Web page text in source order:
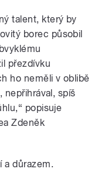
talent, který by
borec působil
přezdívku
ho neměli v oblibě
nepřihrával, spíš
popisuje
Zdeněk
a důrazem.